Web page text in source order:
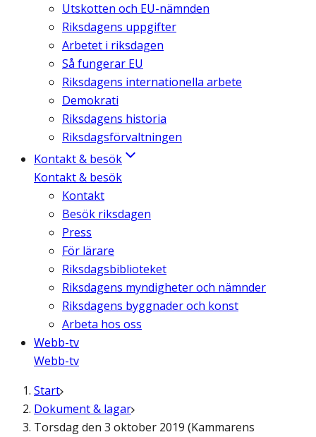
Utskotten och EU-nämnden
Riksdagens uppgifter
Arbetet i riksdagen
Så fungerar EU
Riksdagens internationella arbete
Demokrati
Riksdagens historia
Riksdagsförvaltningen
Kontakt & besök
Kontakt & besök
Kontakt
Besök riksdagen
Press
För lärare
Riksdagsbiblioteket
Riksdagens myndigheter och nämnder
Riksdagens byggnader och konst
Arbeta hos oss
Webb-tv
Webb-tv
Start
Dokument & lagar
Torsdag den 3 oktober 2019 (Kammarens